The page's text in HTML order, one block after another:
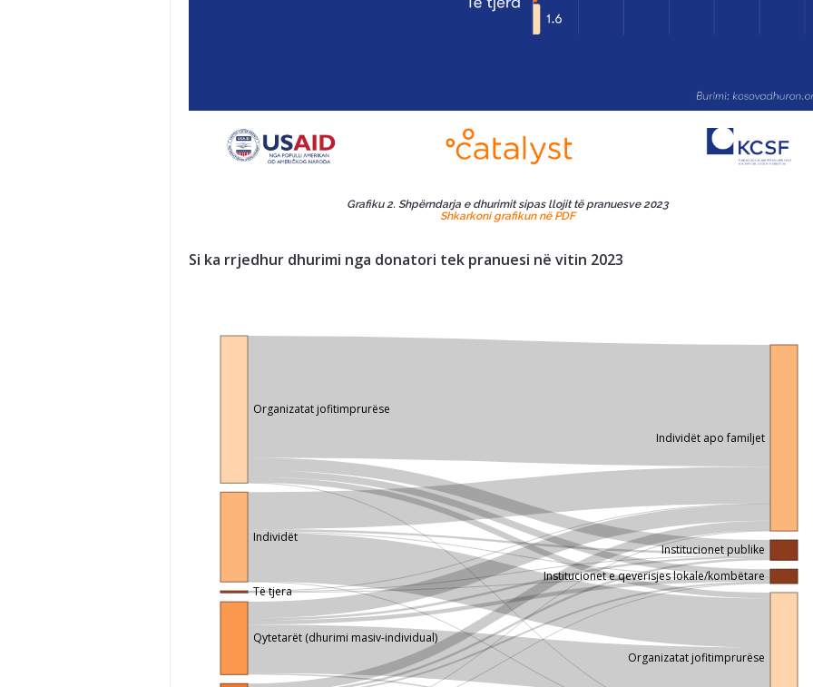
Grafiku 2. Shpërndarja e dhurimit sipas llojit të pranuesve 2023
Shkarkoni grafikun në PDF
Si ka rrjedhur dhurimi nga donatori tek pranuesi në vitin 2023